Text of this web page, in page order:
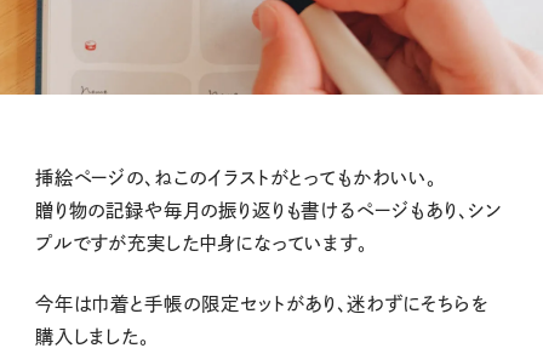
挿絵ページの、ねこのイラストがとってもかわいい。
贈り物の記録や毎月の振り返りも書けるページもあり、シン
プルですが充実した中身になっています。
今年は巾着と手帳の限定セットがあり、迷わずにそちらを
購入しました。